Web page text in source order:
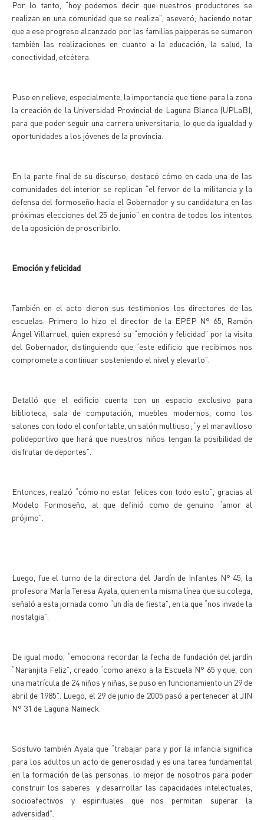
Por lo tanto, “hoy podemos decir que nuestros productores se
realizan en una comunidad que se realiza”, aseveró, haciendo notar
que a ese progreso alcanzado por las familias paipperas se sumaron
también las realizaciones en cuanto a la educación, la salud, la
conectividad, etcétera.
Puso en relieve, especialmente, la importancia que tiene para la zona
la creación de la Universidad Provincial de Laguna Blanca (UPLaB),
para que poder seguir una carrera universitaria, lo que da igualdad y
oportunidades a los jóvenes de la provincia.
En la parte final de su discurso, destacó cómo en cada una de las
comunidades del interior se replican “el fervor de la militancia y la
defensa del formoseño hacia el Gobernador y su candidatura en las
próximas elecciones del 25 de junio” en contra de todos los intentos
de la oposición de proscribirlo.
Emoción y felicidad
También en el acto dieron sus testimonios los directores de las
escuelas. Primero lo hizo el director de la EPEP N° 65, Ramón
Ángel Villarruel, quien expresó su “emoción y felicidad” por la visita
del Gobernador, distinguiendo que “este edificio que recibimos nos
compromete a continuar sosteniendo el nivel y elevarlo”.
Detalló que el edificio cuenta con un espacio exclusivo para
biblioteca, sala de computación, muebles modernos, como los
salones con todo el confortable, un salón multiuso; “y el maravilloso
polideportivo que hará que nuestros niños tengan la posibilidad de
disfrutar de deportes”.
Entonces, realzó “cómo no estar felices con todo esto”, gracias al
Modelo Formoseño, al que definió como de genuino “amor al
prójimo”.
Luego, fue el turno de la directora del Jardín de Infantes N° 45, la
profesora María Teresa Ayala, quien en la misma línea que su colega,
señaló a esta jornada como “un día de fiesta”, en la que “nos invade la
nostalgia”.
De igual modo, “emociona recordar la fecha de fundación del jardín
“Naranjita Feliz”, creado “como anexo a la Escuela N° 65 y que, con
una matrícula de 24 niños y niñas, se puso en funcionamiento un 29 de
abril de 1985”. Luego, el 29 de junio de 2005 pasó a pertenecer al JIN
N° 31 de Laguna Naineck.
Sostuvo también Ayala que “trabajar para y por la infancia significa
para los adultos un acto de generosidad y es una tarea fundamental
en la formación de las personas: lo mejor de nosotros para poder
construir los saberes y desarrollar las capacidades intelectuales,
socioafectivos y espirituales que nos permitan superar la
adversidad”.